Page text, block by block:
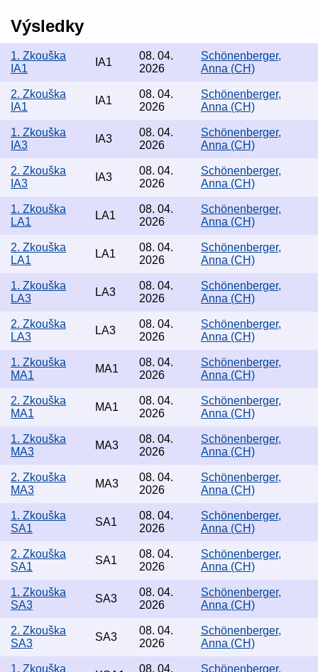
Výsledky
1. Zkouška
IA1
IA1
08. 04.
2026
Schönenberger,
Anna (CH)
2. Zkouška
IA1
IA1
08. 04.
2026
Schönenberger,
Anna (CH)
1. Zkouška
IA3
IA3
08. 04.
2026
Schönenberger,
Anna (CH)
2. Zkouška
IA3
IA3
08. 04.
2026
Schönenberger,
Anna (CH)
1. Zkouška
LA1
LA1
08. 04.
2026
Schönenberger,
Anna (CH)
2. Zkouška
LA1
LA1
08. 04.
2026
Schönenberger,
Anna (CH)
1. Zkouška
LA3
LA3
08. 04.
2026
Schönenberger,
Anna (CH)
2. Zkouška
LA3
LA3
08. 04.
2026
Schönenberger,
Anna (CH)
1. Zkouška
MA1
MA1
08. 04.
2026
Schönenberger,
Anna (CH)
2. Zkouška
MA1
MA1
08. 04.
2026
Schönenberger,
Anna (CH)
1. Zkouška
MA3
MA3
08. 04.
2026
Schönenberger,
Anna (CH)
2. Zkouška
MA3
MA3
08. 04.
2026
Schönenberger,
Anna (CH)
1. Zkouška
SA1
SA1
08. 04.
2026
Schönenberger,
Anna (CH)
2. Zkouška
SA1
SA1
08. 04.
2026
Schönenberger,
Anna (CH)
1. Zkouška
SA3
SA3
08. 04.
2026
Schönenberger,
Anna (CH)
2. Zkouška
SA3
SA3
08. 04.
2026
Schönenberger,
Anna (CH)
1. Zkouška 08. 04. Schönenberger,